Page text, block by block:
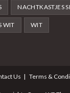
NACHTKASTJES
WIT WIT
Us Terms &